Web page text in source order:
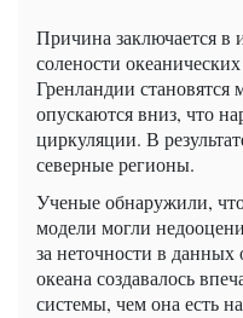
Причина заключается в
солености
Гренландии
опускаются вниз, что
циркуляции. В
северные регионы.
Ученые обнаружили,
модели могли
за неточности в данных
океана создавалось
системы, чем она есть